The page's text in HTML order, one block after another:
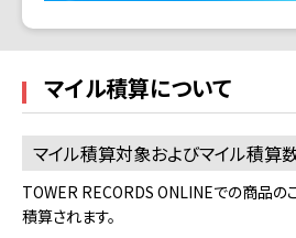
マイル積算について
マイル積算対象およびマイル積算
TOWER RECORDS ONLINEでの商品の
積算されます。